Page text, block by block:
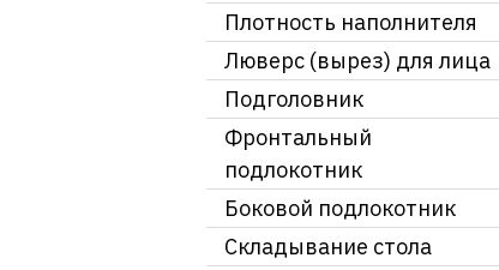
Плотность наполнителя
Люверс (вырез) для лица
Подголовник
Фронтальный
подлокотник
Боковой подлокотник
Складывание стола